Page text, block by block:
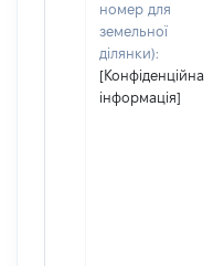
номер для
земельної
ділянки):
[Конфіденційна
інформація]